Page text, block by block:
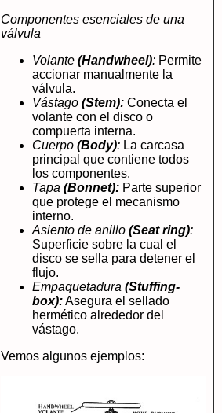
Componentes esenciales de una
válvula
Volante (Handwheel): Permite
accionar manualmente la
válvula.
Vástago (Stem): Conecta el
volante con el disco o
compuerta interna.
Cuerpo (Body): La carcasa
principal que contiene todos
los componentes.
Tapa (Bonnet): Parte superior
que protege el mecanismo
interno.
Asiento de anillo (Seat ring):
Superficie sobre la cual el
disco se sella para detener el
flujo.
Empaquetadura (Stuffing-
box):Asegura el sellado
hermético alrededor del
vástago.
Vemos algunos ejemplos: